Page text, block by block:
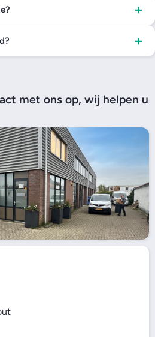
+
+
met ons op, wij helpen u